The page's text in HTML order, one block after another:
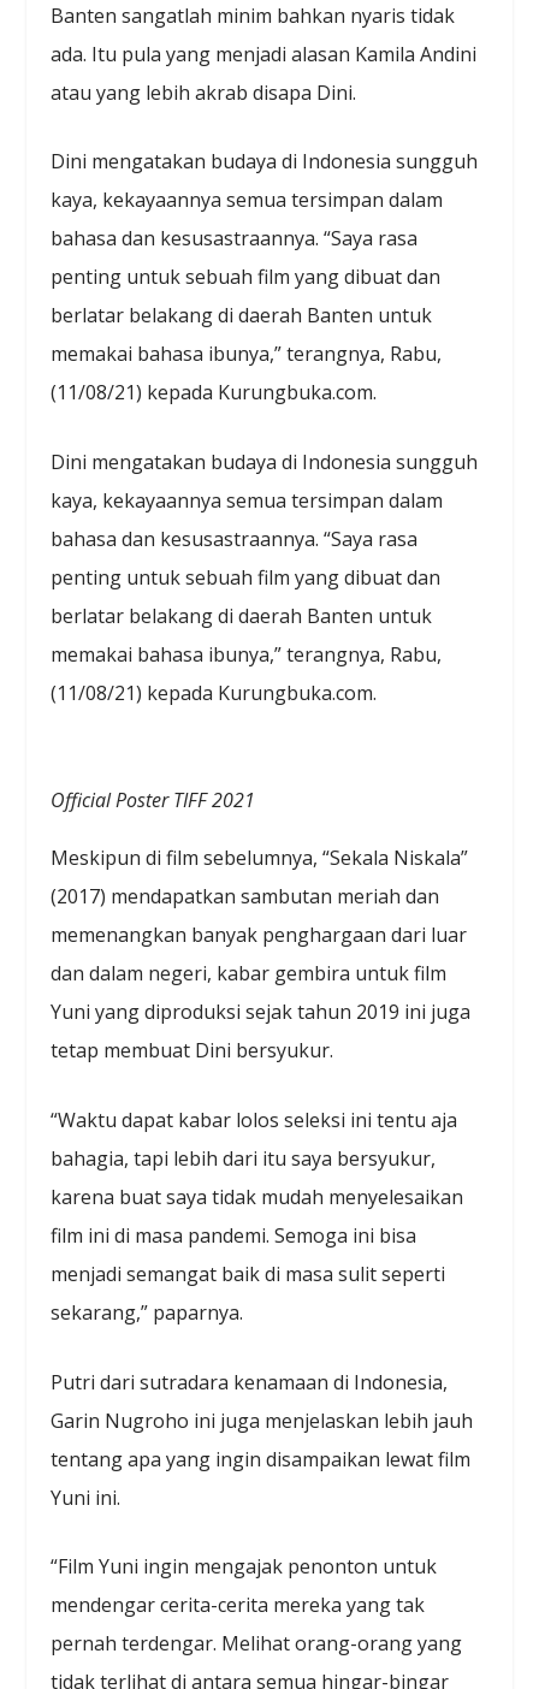
Banten sangatlah minim bahkan nyaris tidak
ada. Itu pula yang menjadi alasan Kamila Andini
atau yang lebih akrab disapa Dini.
Dini mengatakan budaya di Indonesia sungguh
kaya, kekayaannya semua tersimpan dalam
bahasa dan kesusastraannya. “Saya rasa
penting untuk sebuah film yang dibuat dan
berlatar belakang di daerah Banten untuk
memakai bahasa ibunya,” terangnya, Rabu,
(11/08/21) kepada Kurungbuka.com.
Dini mengatakan budaya di Indonesia sungguh
kaya, kekayaannya semua tersimpan dalam
bahasa dan kesusastraannya. “Saya rasa
penting untuk sebuah film yang dibuat dan
berlatar belakang di daerah Banten untuk
memakai bahasa ibunya,” terangnya, Rabu,
(11/08/21) kepada Kurungbuka.com.
Official Poster TIFF 2021
Meskipun di film sebelumnya, “Sekala Niskala”
(2017) mendapatkan sambutan meriah dan
memenangkan banyak penghargaan dari luar
dan dalam negeri, kabar gembira untuk film
Yuni yang diproduksi sejak tahun 2019 ini juga
tetap membuat Dini bersyukur.
“Waktu dapat kabar lolos seleksi ini tentu aja
bahagia, tapi lebih dari itu saya bersyukur,
karena buat saya tidak mudah menyelesaikan
film ini di masa pandemi. Semoga ini bisa
menjadi semangat baik di masa sulit seperti
sekarang,” paparnya.
Putri dari sutradara kenamaan di Indonesia,
Garin Nugroho ini juga menjelaskan lebih jauh
tentang apa yang ingin disampaikan lewat film
Yuni ini.
“Film Yuni ingin mengajak penonton untuk
mendengar cerita-cerita mereka yang tak
pernah terdengar. Melihat orang-orang yang
tidak terlihat di antara semua hingar-bingar